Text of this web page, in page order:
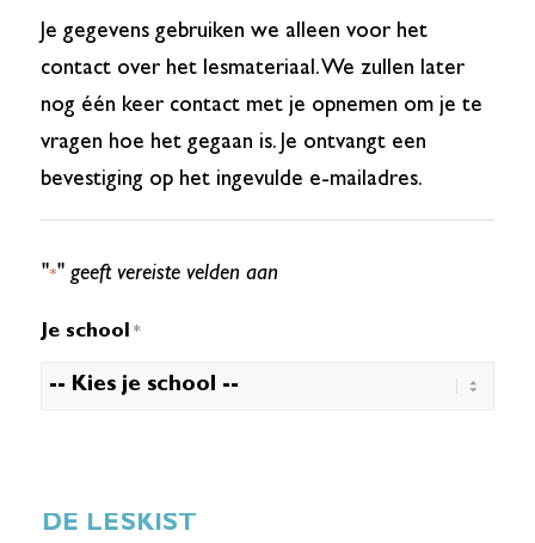
Je gegevens gebruiken we alleen voor het
contact over het lesmateriaal. We zullen later
nog één keer contact met je opnemen om je te
vragen hoe het gegaan is. Je ontvangt een
bevestiging op het ingevulde e-mailadres.
"*" geeft vereiste velden aan
Je school *
DE LESKIST